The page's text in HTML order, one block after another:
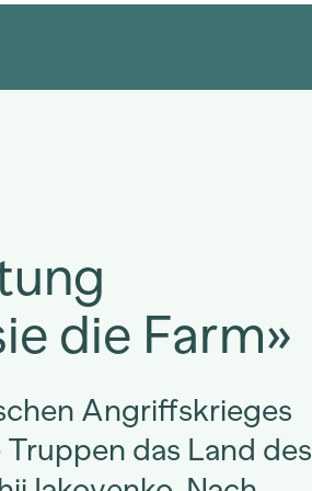
die Farm»
Angriffskrieges
das Land des